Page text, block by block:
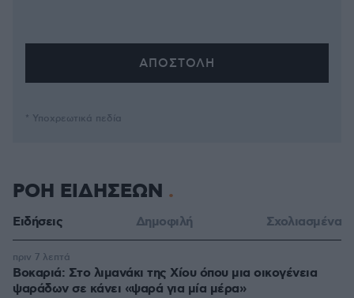
* Υποχρεωτικά πεδία
ΡΟΗ ΕΙΔΗΣΕΩΝ
Ειδήσεις Δημοφιλή Σχολιασμένα
Βοκαριά: Στο λιμανάκι της Χίου όπου μια οικογένεια
ψαράδων σε κάνει «ψαρά για μία μέρα»
πριν 7 λεπτά